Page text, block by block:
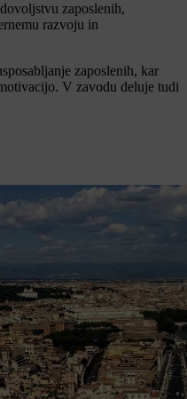
zaposlenih,
razvoju in
zaposlenih, kar
V zavodu deluje tudi